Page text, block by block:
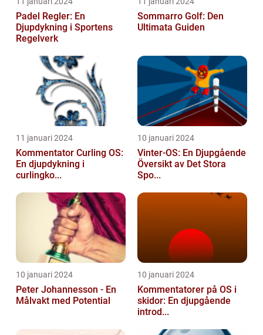
Padel Regler: En
Djupdykning i Sportens
Regelverk
Sommarro Golf: Den
Ultimata Guiden
11 januari 2024
Kommentator Curling OS:
En djupdykning i
curlingko...
10 januari 2024
Vinter-OS: En Djupgående
Översikt av Det Stora
Spo...
10 januari 2024
Peter Johannesson - En
Målvakt med Potential
10 januari 2024
Kommentatorer på OS i
skidor: En djupgående
introd...